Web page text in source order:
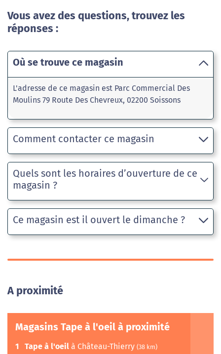
Vous avez des questions, trouvez les
réponses :
Où se trouve ce magasin
L'adresse de ce magasin est Parc Commercial Des
Moulins 79 Route Des Chevreux, 02200 Soissons
Comment contacter ce magasin
Quels sont les horaires d’ouverture de ce
magasin ?
Ce magasin est il ouvert le dimanche ?
A proximité
Magasins Tape à l'oeil à proximité
1 Tape à l'oeil à Château-Thierry (38 km)